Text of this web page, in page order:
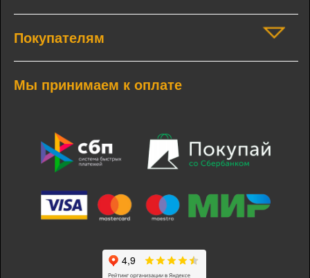
Покупателям
Мы принимаем к оплате